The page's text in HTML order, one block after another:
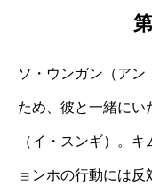
ソ・ウンガン（アン
ため、彼と一緒にい
（イ・スンギ）。
ョンホの行動には反